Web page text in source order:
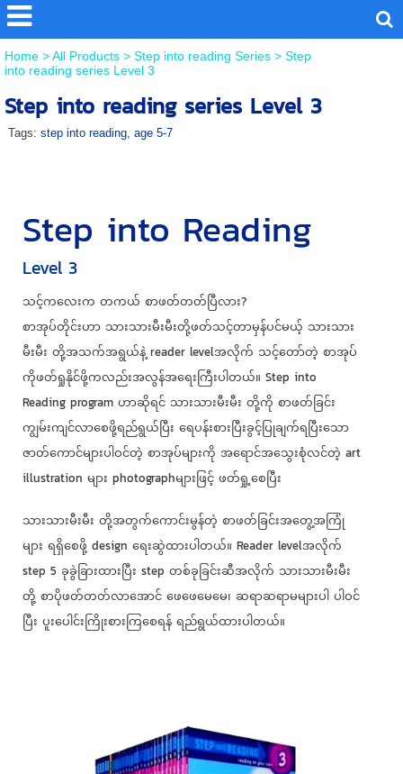
Home >All Products > Step into reading Series> Step
into reading series Level 3
Step into reading series Level 3
Tags: step into reading, age 5-7
Step into Reading
Level 3
သင့်ကလေးက တကယ် စာဖတ်တတ်ပြီလား?
စာအုပ်တိုင်းဟာ သားသားမီးမီးတို့ဖတ်သင့်တာမှန်ပင်မယ့် သားသား
မီးမီး တို့အသက်အရွယ်နဲ့ reader levelအလိုက် သင့်တော်တဲ့ စာအုပ်
ကိုဖတ်ရှုနိုင်ဖို့ကလည်းအလွန်အရေးကြီးပါတယ်။ Step into
Reading program ဟာဆိုရင် သားသားမီးမီး တို့ကို စာဖတ်ခြင်း
ကျွမ်းကျင်လာစေဖို့ရည်ရွယ်ပြီး ရေပန်းစားပြီးခွင့်ပြုချက်ရပြီးသော
ဇာတ်ကောင်များပါဝင်တဲ့ စာအုပ်များကို အရောင်အသွေးစုံလင်တဲ့ art
illustration များ photographများဖြင့် ဖတ်ရှု့စေပြီး
သားသားမီးမီး တို့အတွက်ကောင်းမွန်တဲ့ စာဖတ်ခြင်းအတွေ့အကြုံ
များ ရရှိစေဖို့ design ရေးဆွဲထားပါတယ်။ Reader levelအလိုက်
step 5 ခုခွဲခြားထားပြီး step တစ်ခုခြင်းဆီအလိုက် သားသားမီးမီး
တို့ စာပိုဖတ်တတ်လာအောင် ဖေဖေမေမေ၊ ဆရာဆရာမများပါ ပါဝင်
ပြီး ပူးပေါင်းကြိုးစားကြစေရန် ရည်ရွယ်ထားပါတယ်။